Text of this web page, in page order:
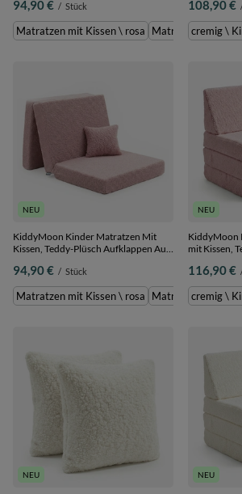
Kinderzimmer Faltmatratze, cremig,
Matratzen mit Kissen
94,90 € / Stück
Matratzen mit Kissen \ rosa Matratzen mit
108,90 €
cremig \
NEU
KiddyMoon Kinder Matratzen Mit
Kissen, Teddy-Plüsch Aufklappen Aus
Kinderzimmer Faltmatratze, rosa,
Matratzen mit Kissen
94,90 € / Stück
Matratzen mit Kissen \ rosa Matratzen mit
NEU
KiddyMoon
mit Kissen,
Kissen
116,90 €
cremig \
NEU NEU